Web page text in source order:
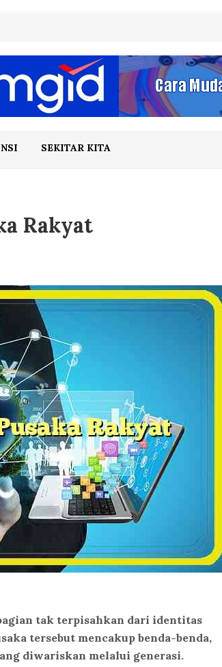
SEKITAR KITA
Rakyat
tak terpisahkan dari identitas
tersebut mencakup benda-benda,
diwariskan melalui generasi.